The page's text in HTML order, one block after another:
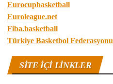
Eurocupbasketball
Euroleague.net
Fiba.basketball
Türkiye Basketbol Federasyonu
SITE IÇI LINKLER